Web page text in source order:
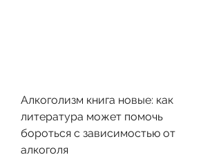
Алкоголизм книга новые: как
литература может помочь
бороться с зависимостью от
алкоголя